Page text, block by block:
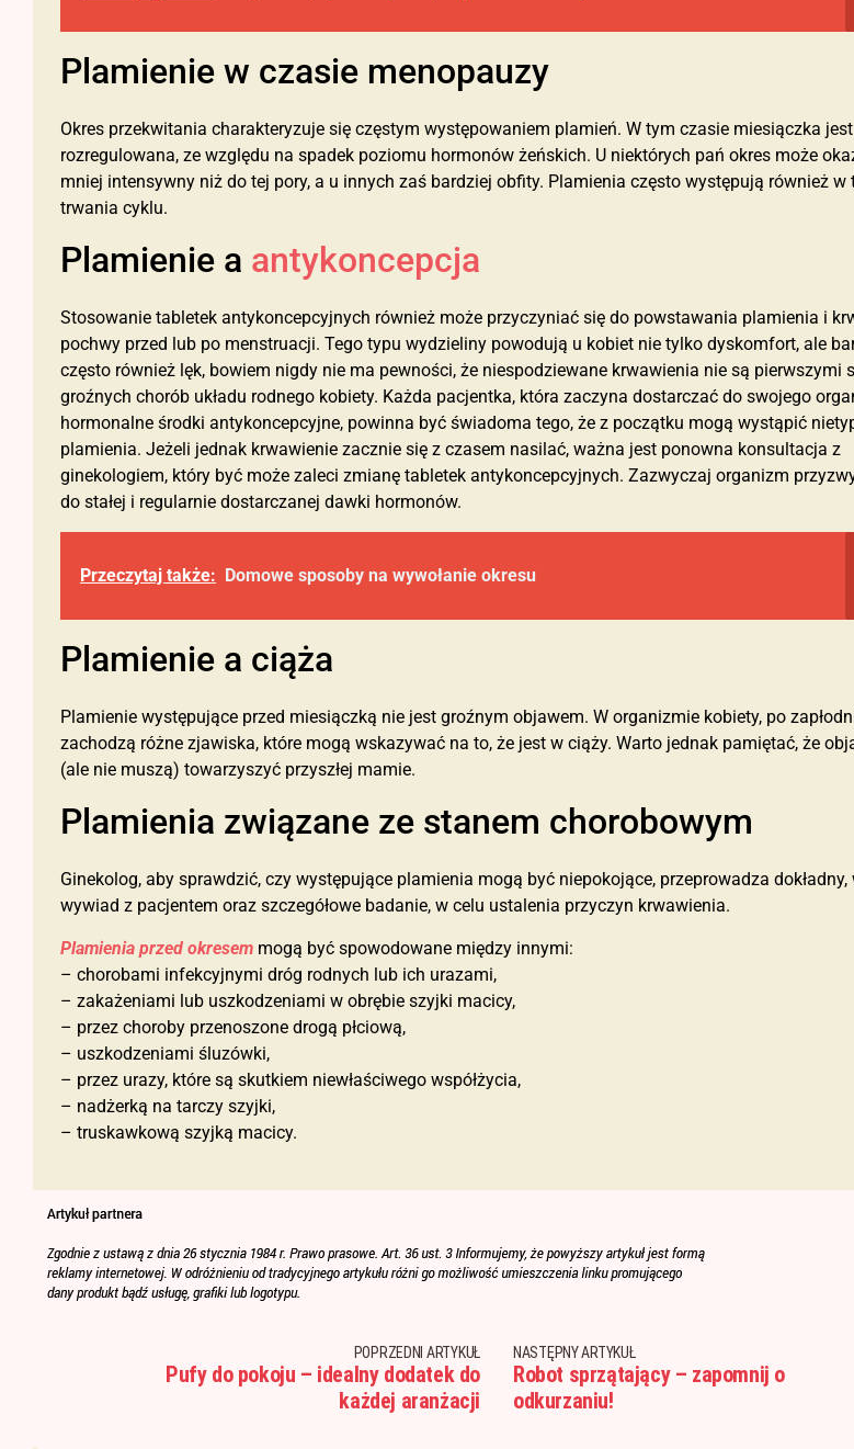
Plamienie w czasie menopauzy
Okres przekwitania charakteryzuje się częstym występowaniem plamień. W tym czasie miesiączka
rozregulowana, ze względu na spadek poziomu hormonów żeńskich. U niektórych pań okres może
mniej intensywny niż do tej pory, a u innych zaś bardziej obfity. Plamienia często występują również w
trwania cyklu.
Plamienie a antykoncepcja
Stosowanie tabletek antykoncepcyjnych również może przyczyniać się do powstawania plamienia i
pochwy przed lub po menstruacji. Tego typu wydzieliny powodują u kobiet nie tylko dyskomfort, ale
często również lęk, bowiem nigdy nie ma pewności, że niespodziewane krwawienia nie są pierwszymi
groźnych chorób układu rodnego kobiety. Każda pacjentka, która zaczyna dostarczać do swojego
hormonalne środki antykoncepcyjne, powinna być świadoma tego, że z początku mogą wystąpić
plamienia. Jeżeli jednak krwawienie zacznie się z czasem nasilać, ważna jest ponowna konsultacja z
ginekologiem, który być może zaleci zmianę tabletek antykoncepcyjnych. Zazwyczaj organizm
do stałej i regularnie dostarczanej dawki hormonów.
Przeczytaj także: Domowe sposoby na wywołanie okresu
Plamienie a ciąża
Plamienie występujące przed miesiączką nie jest groźnym objawem. W organizmie kobiety, po
zachodzą różne zjawiska, które mogą wskazywać na to, że jest w ciąży. Warto jednak pamiętać, że
(ale nie muszą) towarzyszyć przyszłej mamie.
Plamienia związane ze stanem chorobowym
Ginekolog, aby sprawdzić, czy występujące plamienia mogą być niepokojące, przeprowadza
wywiad z pacjentem oraz szczegółowe badanie, w celu ustalenia przyczyn krwawienia.
Plamienia przed okresem mogą być spowodowane między innymi:
– chorobami infekcyjnymi dróg rodnych lub ich urazami,
– zakażeniami lub uszkodzeniami w obrębie szyjki macicy,
– przez choroby przenoszone drogą płciową,
– uszkodzeniami śluzówki,
– przez urazy, które są skutkiem niewłaściwego współżycia,
– nadżerką na tarczy szyjki,
– truskawkową szyjką macicy.
POPRZEDNI ARTYKUŁ
Pufy do pokoju – idealny dodatek do
każdej aranżacji
NASTĘPNY ARTYKUŁ
Robot sprzątający – zapomnij o
odkurzaniu!